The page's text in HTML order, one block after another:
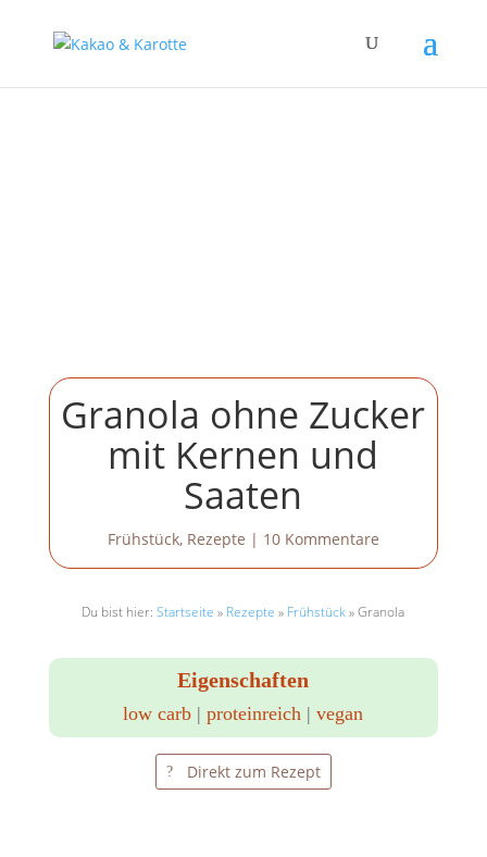
Granola ohne Zucker
mit Kernen und
Saaten
Frühstück, Rezepte | 10 Kommentare
Du bist hier: Startseite » Rezepte » Frühstück»Granola
Eigenschaften
low carb |proteinreich |vegan
Direkt zum Rezept